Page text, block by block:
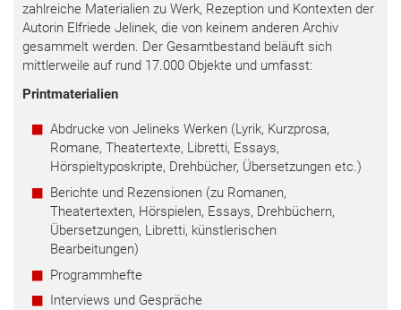
zahlreiche Materialien zu Werk, Rezeption und Kontexten der
Autorin Elfriede Jelinek, die von keinem anderen Archiv
gesammelt werden. Der Gesamtbestand beläuft sich
mittlerweile auf rund 17.000 Objekte und umfasst:
Printmaterialien
Abdrucke von Jelineks Werken (Lyrik, Kurzprosa,
Romane, Theatertexte, Libretti, Essays,
Hörspieltyposkripte, Drehbücher, Übersetzungen etc.)
Berichte und Rezensionen (zu Romanen,
Theatertexten, Hörspielen, Essays, Drehbüchern,
Übersetzungen, Libretti, künstlerischen
Bearbeitungen)
Programmhefte
Interviews und Gespräche